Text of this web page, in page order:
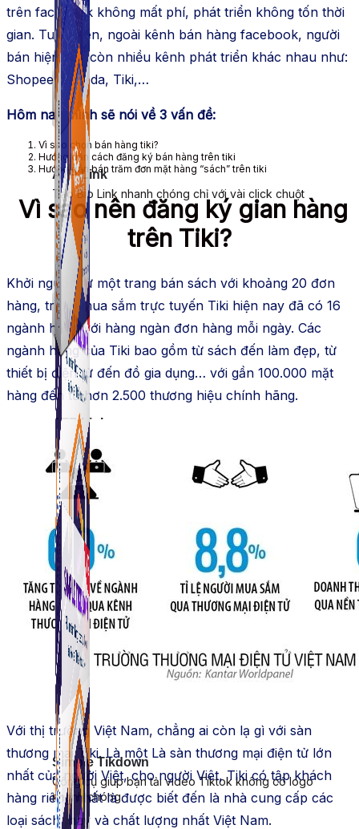
ATP Link
Tạo Bio Link nhanh chóng chỉ với vài click chuột
Simple Tikdown
Công cụ giúp bạn tải video Tiktok không có logo
nhanh chóng.
ATP Link
Tạo Bio Link nhanh chóng chỉ với vài click chuột
trên facebook không mất phí, phát triển không tốn thời
gian. Tuy nhiên, ngoài kênh bán hàng facebook, người
bán hiện nay còn nhiều kênh phát triển khác nhau như:
Shopee, Lazada, Tiki,…
Hôm nay mình sẽ nói về 3 vấn đề:
Vì sao chọn bán hàng tiki?
Hướng dẫn cách đăng ký bán hàng trên tiki
Hướng dẫn bán trăm đơn mặt hàng “sách” trên tiki
Vì sao nên đăng ký gian hàng
trên Tiki?
Khởi nguồn từ một trang bán sách với khoảng 20 đơn
hàng, trang mua sắm trực tuyến Tiki hiện nay đã có 16
ngành hàng với hàng ngàn đơn hàng mỗi ngày. Các
ngành hàng của Tiki bao gồm từ sách đến làm đẹp, từ
thiết bị điện tử đến đồ gia dụng… với gần 100.000 mặt
hàng đến từ hơn 2.500 thương hiệu chính hãng.
Với thị trường Việt Nam, chẳng ai còn lạ gì với sàn
thương mại Tiki. Là một Là sàn thương mại điện tử lớn
nhất của người Việt, cho người Viêt, Tiki có tập khách
hàng riêng nhất là được biết đến là nhà cung cấp các
loại sách hay và chất lượng nhất Việt Nam.